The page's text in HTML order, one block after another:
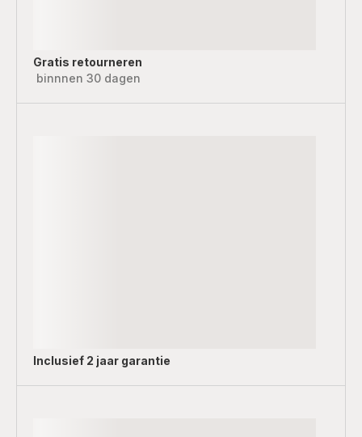
Gratis retourneren
binnnen 30 dagen
Inclusief 2 jaar garantie